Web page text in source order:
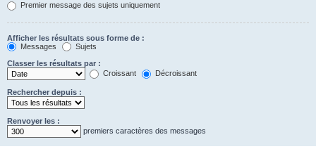
Premier message des sujets uniquement
Afficher les résultats sous forme de :
Messages
Sujets
Classer les résultats par :
Croissant
Décroissant
Rechercher depuis :
Renvoyer les :
premiers caractères des messages